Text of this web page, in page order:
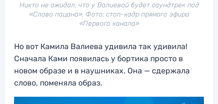
Никто не ожидал, что у Валиевой будет саундтрек под
«Слово пацана». Фото: стоп-кадр прямого эфира
«Первого канала»
Но вот Камила Валиева удивила так удивила!
Сначала Ками появилась у бортика просто в
новом образе и в наушниках. Она — сдержала
слово, поменяла образ.